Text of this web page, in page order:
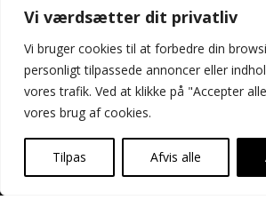
Vi værdsætter dit privatliv
Vi bruger cookies til at forbedre din
personligt tilpassede annoncer eller
vores trafik. Ved at klikke på "Accepter
vores brug af cookies.
Tilpas Afvis alle
CVR nr. 20916818
Reg. & Kontonr.: 4180
Privatlivspolitik og cookies
Kontakt os
Kalender